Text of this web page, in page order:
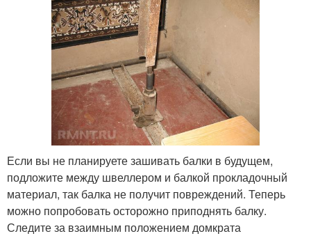
Если вы не планируете зашивать балки в будущем,
подложите между швеллером и балкой прокладочный
материал, так балка не получит повреждений. Теперь
можно попробовать осторожно приподнять балку.
Следите за взаимным положением домкрата